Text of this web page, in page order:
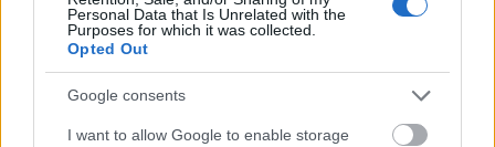
Personal Data that Is Unrelated with the
Purposes for which it was collected.
Opted Out
Google consents
I want to allow Google to enable storage
Usimamizi wa Uzito kwa Kabichi
Nyekundu